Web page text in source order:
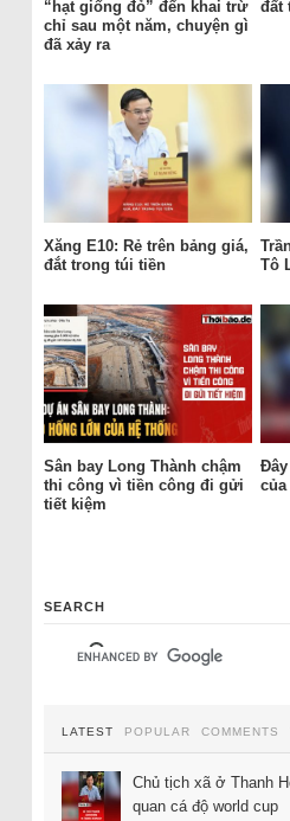
“hạt giống đỏ” đến khai trừ
chỉ sau một năm, chuyện gì
đã xảy ra
đất
Xăng E10: Rẻ trên bảng giá,
đắt trong túi tiền
Tô
Sân bay Long Thành chậm
thi công vì tiền công đi gửi
tiết kiệm
của
SEARCH
LATEST POPULAR COMMENTS
Chủ tịch xã ở Thanh
quan cá độ world cup